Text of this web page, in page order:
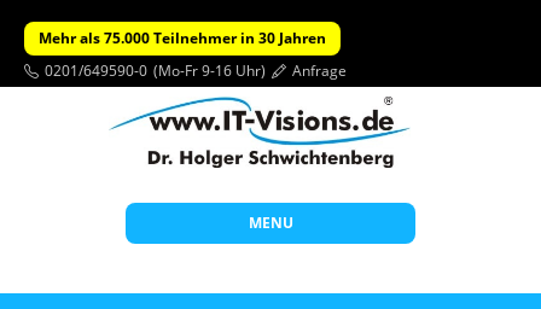
Mehr als 75.000 Teilnehmer in 30 Jahren
0201/649590-0 (Mo-Fr 9-16 Uhr) Anfrage
MENU
Start